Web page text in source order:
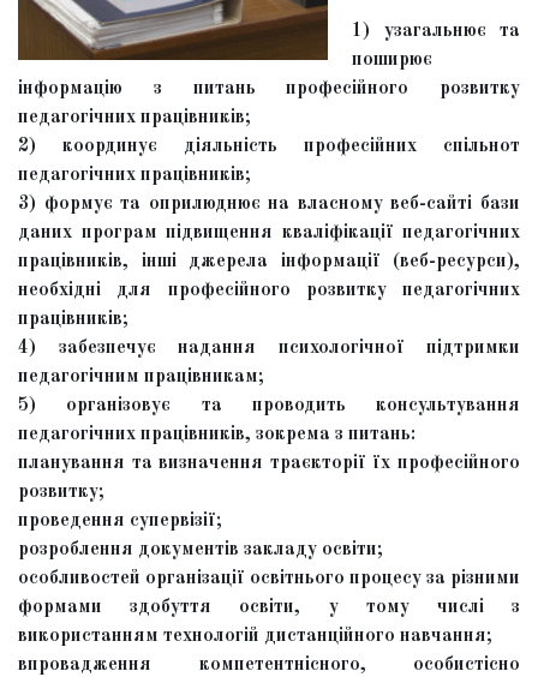
1) узагальнює та
поширює
інформацію з питань професійного розвитку
педагогічних працівників;
2) координує діяльність професійних спільнот
педагогічних працівників;
3) формує та оприлюднює на власному веб-сайті бази
даних програм підвищення кваліфікації педагогічних
працівників, інші джерела інформації (веб-ресурси),
необхідні для професійного розвитку педагогічних
працівників;
4) забезпечує надання психологічної підтримки
педагогічним працівникам;
5) організовує та проводить консультування
педагогічних працівників, зокрема з питань:
планування та визначення траєкторії їх професійного
розвитку;
проведення супервізії;
розроблення документів закладу освіти;
особливостей організації освітнього процесу за різними
формами здобуття освіти, у тому числі з
використанням технологій дистанційного навчання;
впровадження компетентнісного, особистісно